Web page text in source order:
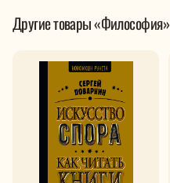
Другие товары «Философия»